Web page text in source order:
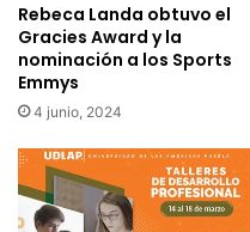
Rebeca Landa obtuvo el
Gracies Award y la
nominación a los Sports
Emmys
4 junio, 2024